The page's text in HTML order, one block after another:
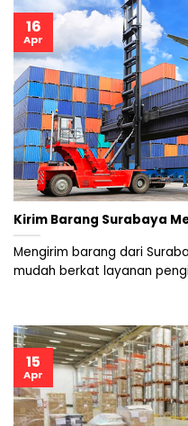
Kirim Barang Surabaya
Mengirim barang dari
mudah berkat layanan
16
Apr
15
Apr